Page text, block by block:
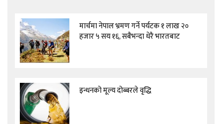
मार्चमा नेपाल भ्रमण गर्ने पर्यटक १ लाख २०
हजार ५ सय १६, सबैभन्दा धेरै भारतबाट
इन्धनको मूल्य दोब्बरले वृद्धि